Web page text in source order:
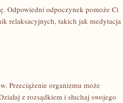
Odpowiedni odpoczynek ⁢pomoże Ci
relaksacyjnych,⁣ takich jak ⁣medytacja
⁣Przeciążenie⁢ organizmu może
⁣z ​rozsądkiem i słuchaj swojego